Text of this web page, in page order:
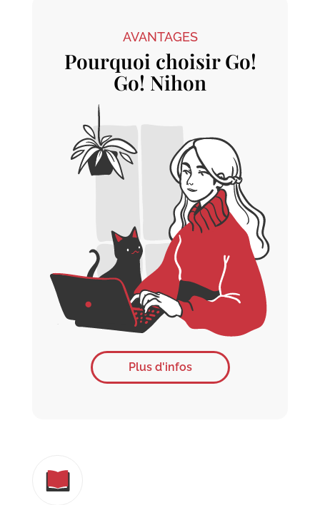
AVANTAGES
Pourquoi choisir Go!
Go! Nihon
Plus d'infos